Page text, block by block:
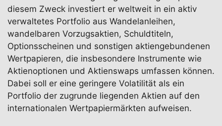
diesem Zweck investiert er weltweit in ein aktiv
verwaltetes Portfolio aus Wandelanleihen,
wandelbaren Vorzugsaktien, Schuldtiteln,
Optionsscheinen und sonstigen aktiengebundenen
Wertpapieren, die insbesondere Instrumente wie
Aktienoptionen und Aktienswaps umfassen können.
Dabei soll er eine geringere Volatilität als ein
Portfolio der zugrunde liegenden Aktien auf den
internationalen Wertpapiermärkten aufweisen.